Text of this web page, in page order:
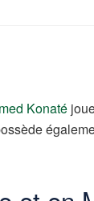
Konaté